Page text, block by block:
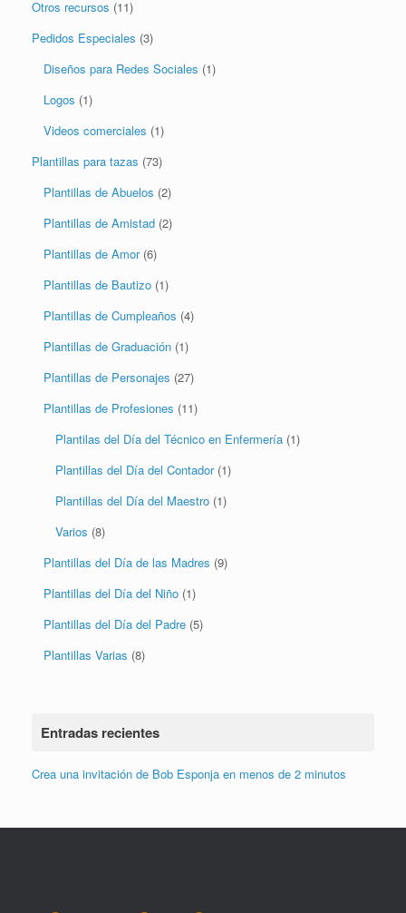
Otros recursos (11)
Pedidos Especiales (3)
Diseños para Redes Sociales (1)
Logos (1)
Videos comerciales (1)
Plantillas para tazas (73)
Plantillas de Abuelos (2)
Plantillas de Amistad (2)
Plantillas de Amor (6)
Plantillas de Bautizo (1)
Plantillas de Cumpleaños (4)
Plantillas de Graduación (1)
Plantillas de Personajes (27)
Plantillas de Profesiones (11)
Plantilas del Día del Técnico en Enfermería (1)
Plantillas del Día del Contador (1)
Plantillas del Día del Maestro (1)
Varios (8)
Plantillas del Día de las Madres (9)
Plantillas del Día del Niño (1)
Plantillas del Día del Padre (5)
Plantillas Varias (8)
Entradas recientes
Crea una invitación de Bob Esponja en menos de 2 minutos